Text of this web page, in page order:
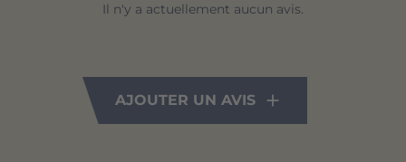
Il n'y a actuellement aucun avis.
AJOUTER UN AVIS